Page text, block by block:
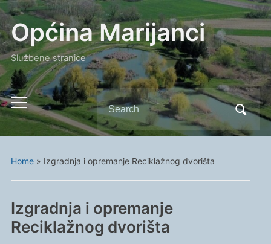
Općina Marijanci
Službene stranice
Toggle
mobile
menu
Search
for:
Home» Izgradnja i opremanje Reciklažnog dvorišta
Izgradnja i opremanje
Reciklažnog dvorišta